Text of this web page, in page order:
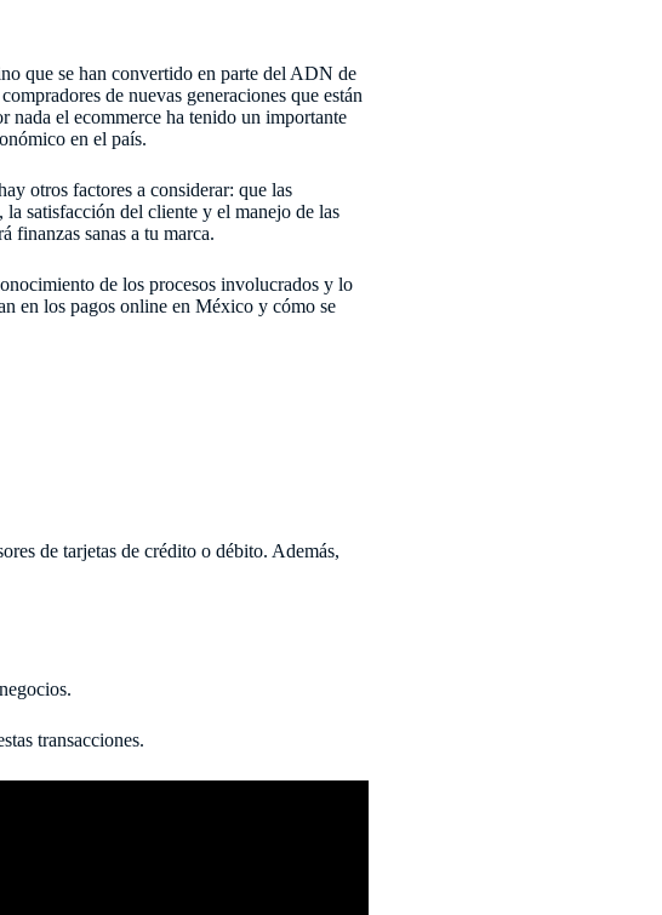
que se han convertido en parte del ADN de
de nuevas generaciones que están
nada el ecommerce ha tenido un importante
en el país.
otros factores a considerar: que las
la satisfacción del cliente y el manejo de las
finanzas sanas a tu marca.
de los procesos involucrados y lo
en los pagos online en México y cómo se
de tarjetas de crédito o débito. Además,
transacciones.